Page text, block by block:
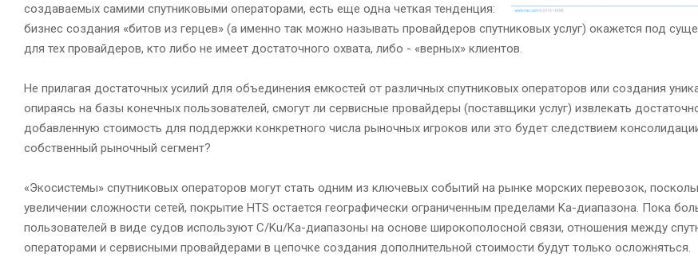
создаваемых самими спутниковыми операторами, есть еще одна четкая тенденция:
бизнес создания «битов из герцев» (а именно так можно называть провайдеров спутниковых услуг) окажется под
для тех провайдеров, кто либо не имеет достаточного охвата, либо - «верных» клиентов.
Не прилагая достаточных усилий для объединения емкостей от различных спутниковых операторов или создания
опираясь на базы конечных пользователей, смогут ли сервисные провайдеры (поставщики услуг) извлекать
добавленную стоимость для поддержки конкретного числа рыночных игроков или это будет следствием
собственный рыночный сегмент?
«Экосистемы» спутниковых операторов могут стать одним из ключевых событий на рынке морских перевозок,
увеличении сложности сетей, покрытие HTS остается географически ограниченным пределами Ka-диапазона. Пока
пользователей в виде судов используют C/Ku/Ka-диапазоны на основе широкополосной связи, отношения между
операторами и сервисными провайдерами в цепочке создания дополнительной стоимости будут только осложняться.